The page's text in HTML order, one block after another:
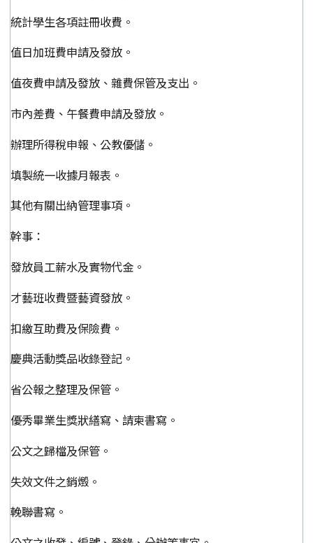
統計學生各項註冊收費。
值日加班費申請及發放。
值夜費申請及發放、雜費保管及支出。
市內差費、午餐費申請及發放。
辦理所得稅申報、公教優儲。
填製統一收據月報表。
其他有關出納管理事項。
幹事：
發放員工薪水及實物代金。
才藝班收費暨藝資發放。
扣繳互助費及保險費。
慶典活動獎品收錄登記。
省公報之整理及保管。
優秀畢業生獎狀繕寫、請柬書寫。
公文之歸檔及保管。
失效文件之銷燬。
輓聯書寫。